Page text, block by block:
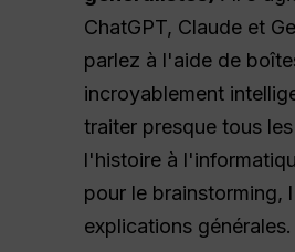
ChatGPT, Claude et
parlez à l'aide de
incroyablement
traiter presque tous
l'histoire à
pour le brainstorming,
explications générales.